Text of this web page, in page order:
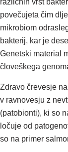
različnih vrst
povečujeta čim
mikrobiom
bakterij, kar je
Genetski material
človeškega
Zdravo črevesje
v ravnovesju z
(patobionti), ki so
ločuje od
so na primer